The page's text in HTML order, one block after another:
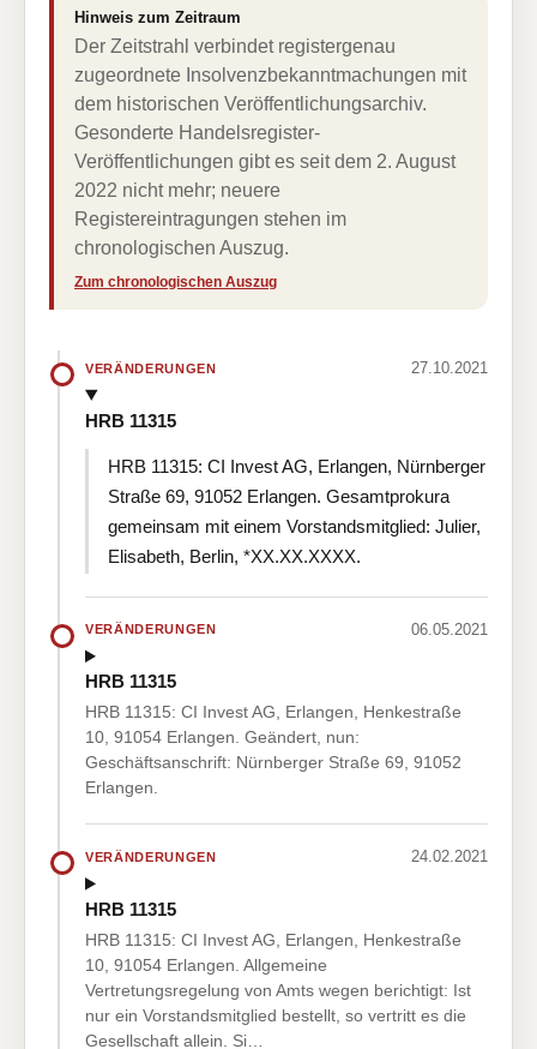
Hinweis zum Zeitraum
Der Zeitstrahl verbindet registergenau
zugeordnete Insolvenzbekanntmachungen mit
dem historischen Veröffentlichungsarchiv.
Gesonderte Handelsregister-
Veröffentlichungen gibt es seit dem 2. August
2022 nicht mehr; neuere
Registereintragungen stehen im
chronologischen Auszug.
Zum chronologischen Auszug
VERÄNDERUNGEN 27.10.2021
HRB 11315
HRB 11315: CI Invest AG, Erlangen, Nürnberger
Straße 69, 91052 Erlangen. Gesamtprokura
gemeinsam mit einem Vorstandsmitglied: Julier,
Elisabeth, Berlin, *XX.XX.XXXX.
VERÄNDERUNGEN 06.05.2021
HRB 11315
HRB 11315: CI Invest AG, Erlangen, Henkestraße
10, 91054 Erlangen. Geändert, nun:
Geschäftsanschrift: Nürnberger Straße 69, 91052
Erlangen.
VERÄNDERUNGEN 24.02.2021
HRB 11315
HRB 11315: CI Invest AG, Erlangen, Henkestraße
10, 91054 Erlangen. Allgemeine
Vertretungsregelung von Amts wegen berichtigt: Ist
nur ein Vorstandsmitglied bestellt, so vertritt es die
Gesellschaft allein. Si…